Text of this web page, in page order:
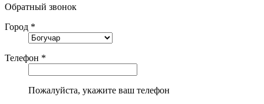
Обратный звонок
Город *
Телефон *
Пожалуйста, укажите ваш телефон